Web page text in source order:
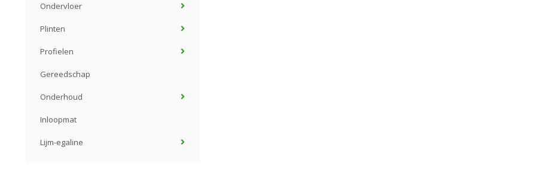
Ondervloer
Plinten
Profielen
Gereedschap
Onderhoud
Inloopmat
Lijm-egaline